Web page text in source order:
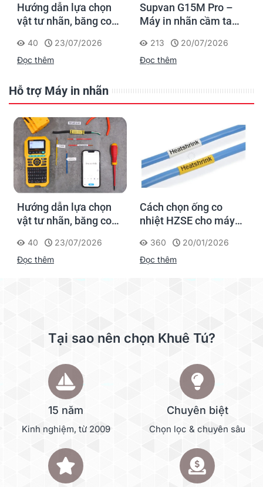
Hướng dẫn lựa chọn
vật tư nhãn, băng co
Supvan G15M Pro
40
23/07/2026
Đọc thêm
Supvan G15M Pro –
Máy in nhãn cầm tay
dấu một lần, tra cứu
trọn đời công trình
213
20/07/2026
Đọc thêm
Hỗ trợ Máy in nhãn
Hướng dẫn lựa chọn
vật tư nhãn, băng co
Supvan G15M Pro
40
23/07/2026
Đọc thêm
Cách chọn ống co
nhiệt HZSE cho máy in
360
20/01/2026
Đọc thêm
Tại sao nên chọn Khuê Tú?
15 năm
Kinh nghiệm, từ 2009
Chuyên biệt
Chọn lọc & chuyên sâu